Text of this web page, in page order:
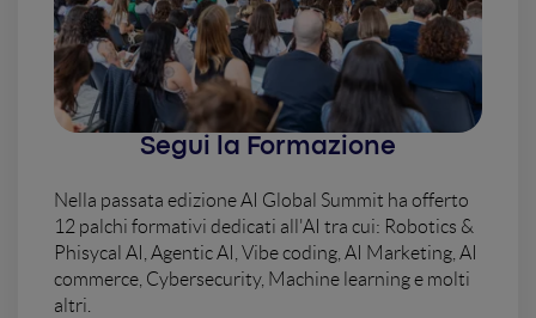
Segui la Formazione
Nella passata edizione AI Global Summit ha offerto
12 palchi formativi dedicati all'AI tra cui: Robotics &
Phisycal AI, Agentic AI, Vibe coding, AI Marketing, AI
commerce, Cybersecurity, Machine learning e molti
altri.